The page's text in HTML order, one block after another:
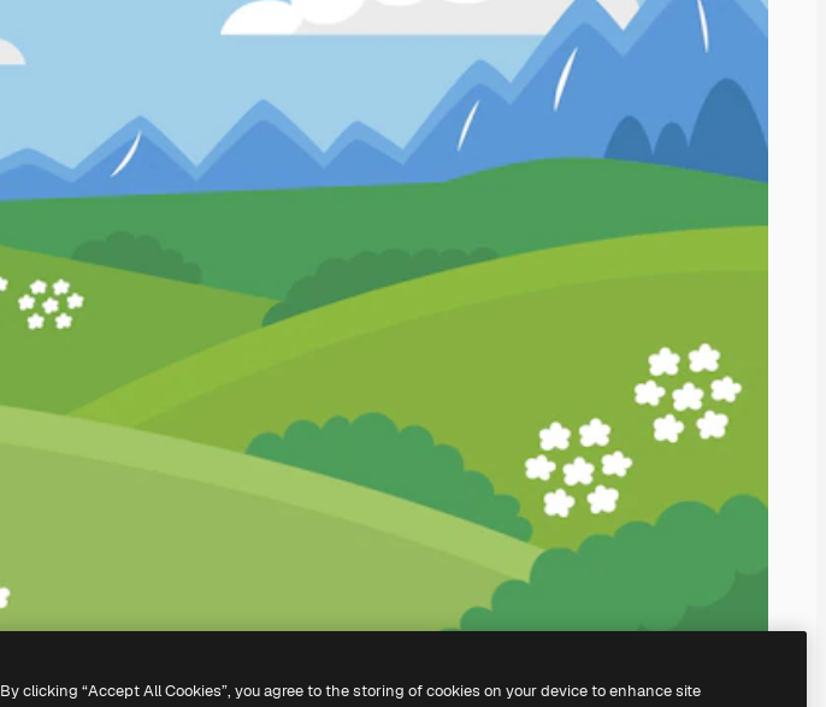
By clicking “Accept All Cookies”, you agree to the storing of cookies on your device to enhance site